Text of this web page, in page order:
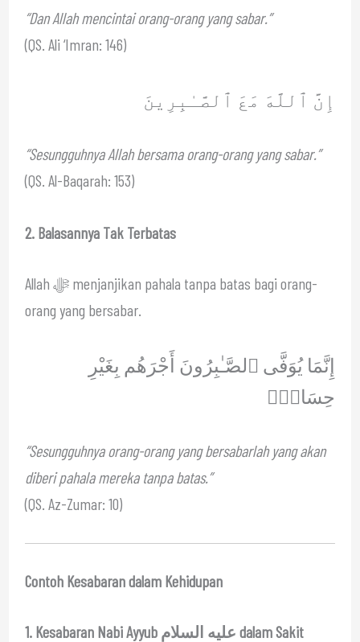
“Dan Allah mencintai orang-orang yang sabar.”
(QS. Ali ‘Imran: 146)
إِنَّ ٱللَّهَ مَعَ ٱلصَّـٰبِرِينَ
“Sesungguhnya Allah bersama orang-orang yang sabar.”
(QS. Al-Baqarah: 153)
2. Balasannya Tak Terbatas
Allah ﷻ menjanjikan pahala tanpa batas bagi orang-
orang yang bersabar.
إِنَّمَا يُوَفَّى ٱلصَّـٰبِرُونَ أَجْرَهُم بِغَيْرِ
حِسَابٍۢ
“Sesungguhnya orang-orang yang bersabarlah yang akan
diberi pahala mereka tanpa batas.”
(QS. Az-Zumar: 10)
Contoh Kesabaran dalam Kehidupan
1. Kesabaran Nabi Ayyub عليه السلام dalam Sakit